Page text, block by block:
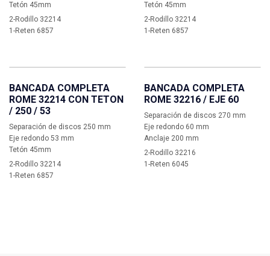
Tetón 45mm
2-Rodillo 32214
1-Reten 6857
Tetón 45mm
2-Rodillo 32214
1-Reten 6857
BANCADA COMPLETA
ROME 32214 CON TETON
/ 250 / 53
Separación de discos 250 mm
Eje redondo 53 mm
Tetón 45mm
2-Rodillo 32214
1-Reten 6857
BANCADA COMPLETA
ROME 32216 / EJE 60
Separación de discos 270 mm
Eje redondo 60 mm
Anclaje 200 mm
2-Rodillo 32216
1-Reten 6045